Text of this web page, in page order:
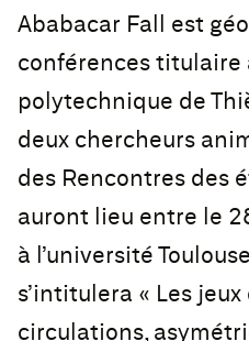
Ababacar Fall est
conférences titulaire
polytechnique de
deux chercheurs
des Rencontres des
auront lieu entre le
à l’université
s’intitulera « Les jeux
circulations,